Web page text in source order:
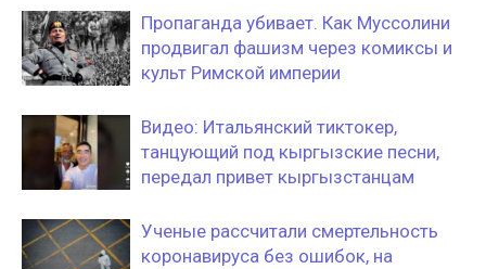
Пропаганда убивает. Как Муссолини
продвигал фашизм через комиксы и
культ Римской империи
Видео: Итальянский тиктокер,
танцующий под кыргызские песни,
передал привет кыргызстанцам
Ученые рассчитали смертельность
коронавируса без ошибок, на